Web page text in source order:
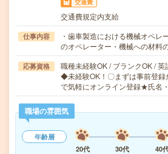
交通費
交通費規定内支給
仕事内容
・歯車製造における機械オペレ
のオペレーター・機械への材料
応募資格
職種未経験OK / ブランクOK / 英
◆未経験OK！〇まずは事前登録
で気軽にオンライン登録★氏名
職場の雰囲気
年齢層
20代
30代 40